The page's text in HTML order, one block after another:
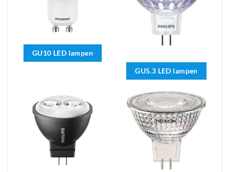
GU10 LED lampen
GU5.3 LED lampen